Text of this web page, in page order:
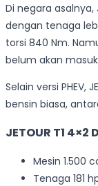
Di negara
dengan tenaga
torsi 840 Nm.
belum akan
Selain versi PHEV,
bensin biasa,
JETOUR T1 4×2
Mesin 1.500
Tenaga 181